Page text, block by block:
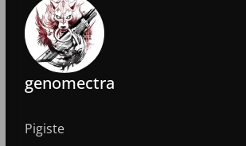
genomectra
Pigiste